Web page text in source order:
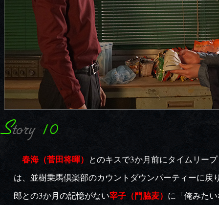
春海（菅田将暉） とのキスで3か月前にタイムリー
は、並樹乗馬倶楽部のカウントダウンパーティーに戻
郎との3か月の記憶がない宰子（門脇麦） に「俺みた